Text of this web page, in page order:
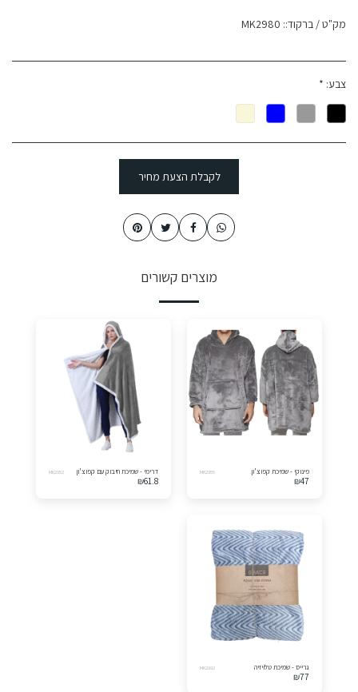
מק"ט / ברקוד:: MK2980
צבע: *
לקבלת הצעת מחיר
מוצרים קשורים
פינוקי - שמיכת קפוצ'ון MK2955
₪47
דרימי - שמיכת חיבוק עם קפוצ'ון MK2952
₪61.8
גרייס - שמיכת טלויזיה MK2992
₪77